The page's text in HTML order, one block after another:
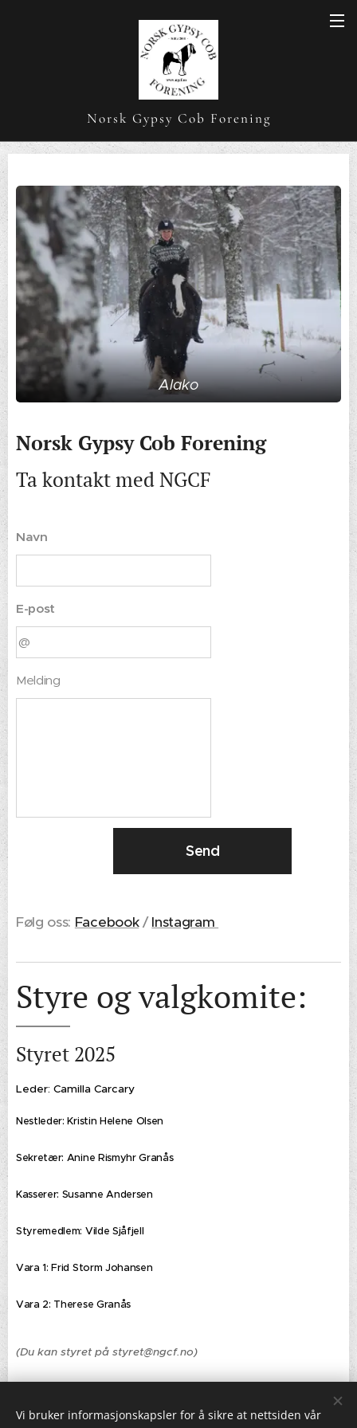
Norsk Gypsy Cob Forening
Alako
Norsk Gypsy Cob Forening
Ta kontakt med NGCF
Navn
E-post
Melding
Send
Følg oss: Facebook/Instagram
Styre og valgkomite:
Styret 2025
Leder: Camilla Carcary
Nestleder: Kristin Helene Olsen
Sekretær: Anine Rismyhr Granås
Kasserer: Susanne Andersen
Styremedlem: Vilde Sjåfjell
Vara 1: Frid Storm Johansen
Vara 2: Therese Granås
(Du kan styret på styret@ngcf.no)
Vi bruker informasjonskapsler for å sikre at nettsiden vår